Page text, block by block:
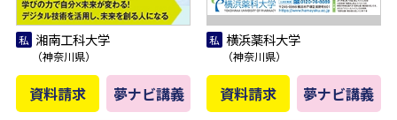
湘南工科大学
（神奈川県）
資料請求 夢ナビ講義
横浜薬科大学
（神奈川県）
資料請求 夢ナビ講義